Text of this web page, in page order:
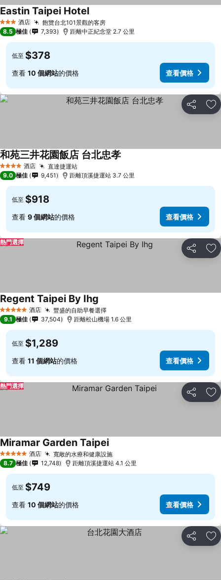
3 星級 酒店 飽覽台北101景觀的客房
Eastin Taipei Hotel
8.5 極佳 7,393 距離中正紀念堂 2.7 公里
低至 $378
查看 10 個網站的價格 查看價格
分享 放
4 星級 酒店 直達捷運站
和苑三井花園飯店 台北忠孝
9.0 極佳 9,451 距離頂溪捷運站 3.7 公里
低至 $918
查看 9 個網站的價格 查看價格
分享 放
熱門選擇
5 星級 酒店 豐盛的自助早餐選擇
Regent Taipei By Ihg
9.1 極佳 37,504 距離松山機場 1.6 公里
低至 $1,289
查看 11 個網站的價格 查看價格
分享 放
熱門選擇
5 星級 酒店 寬敞的水療和健康設施
Miramar Garden Taipei
8.7 極佳 12,748 距離頂溪捷運站 4.1 公里
低至 $749
查看 10 個網站的價格 查看價格
分享 放